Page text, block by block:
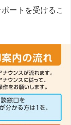
ートを受けるこ